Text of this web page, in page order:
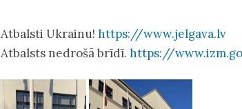
Atbalsti Ukrainu! https://www.jelgava.lv
Atbalsts nedrošā brīdī. https://